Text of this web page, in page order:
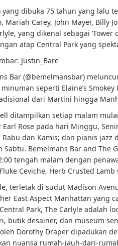
yang dibuka 75 tahun yang lalu
Mariah Carey, John Mayer, Billy
yang dikenal sebagai ‘Tower
atap Central Park yang
Justin_Bare
Bar (@bemelmansbar)
seperti Elaine’s
dari Martini hingga
ditampilkan setiap malam
Earl Rose pada hari Minggu,
dan Kamis; dan pianis jazz
Sabtu. Bemelmans Bar and The
tengah malam dengan
Ceviche, Herb Crusted
terletak di sudut Madison
East Aspect Manhattan yang
Park, The Carlyle adalah
butik desainer, dan museum
Dorothy Draper dipadukan
nuansa rumah-jauh-dari-